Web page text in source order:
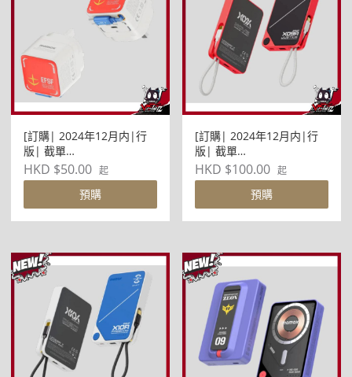
[訂購| 2024年12月内|行
版| 截單
2024/12/24]MOMAX x
BANDAI - 1-Charge+ 35W
GaN 單輸出及伸縮 USB-C
線充電器 (共4款)
HKD $50.00 起
預購
[訂購| 2024年12月内|行
版| 截單
2024/12/24]MOMAX x
BANDAI - 1-Power X
10000mAh 內置USB-C線
移動電源(JUSTICE)
HKD $100.00 起
預購